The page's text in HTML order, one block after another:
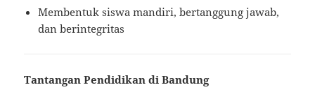
Membentuk siswa mandiri, bertanggung jawab,
dan berintegritas
Tantangan Pendidikan di Bandung